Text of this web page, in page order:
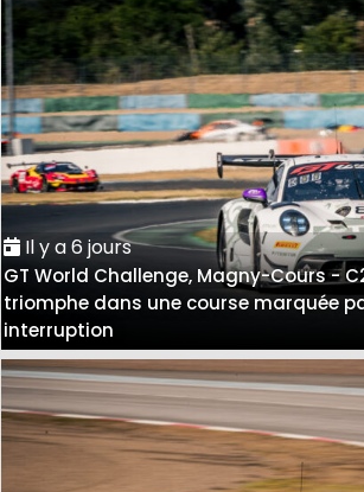
Il y a 6 jours
GT World Challenge, Magny-Cours -
triomphe dans une course marquée
interruption